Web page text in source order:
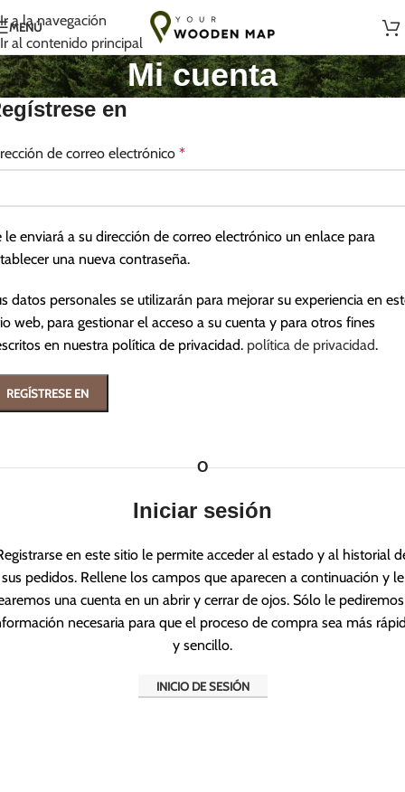
Ir a la navegación
Ir al contenido principal
Hecho a mano con amor en Lituania
MENÚ
Mi cuenta
en
de correo electrónico *
le enviará a su dirección de correo electrónico un enlace para
una nueva contraseña.
datos personales se utilizarán para mejorar su experiencia en
web, para gestionar el acceso a su cuenta y para otros fines
en nuestra política de privacidad. política de privacidad.
REGÍSTRESE EN
O
Iniciar sesión
en este sitio le permite acceder al estado y al historial
sus pedidos. Rellene los campos que aparecen a continuación y le
una cuenta en un abrir y cerrar de ojos. Sólo le
necesaria para que el proceso de compra sea más
y sencillo.
INICIO DE SESIÓN